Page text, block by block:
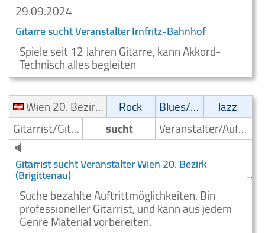
29.09.2024
Gitarre sucht Veranstalter Irnfritz-Bahnhof
Spiele seit 12 Jahren Gitarre, kann Akkord-
Technisch alles begleiten
Wien 20. Bezirk (Brigittenau)
Rock Blues/Swing
Jazz
Gitarrist/Gitarrenspieler
sucht Veranstalter/Auftrittsmoeglichkeit
Gitarrist sucht Veranstalter Wien 20. Bezirk
(Brigittenau)
Suche bezahlte Auftrittmöglichkeiten. Bin
professioneller Gitarrist, und kann aus jedem
Genre Material vorbereiten.